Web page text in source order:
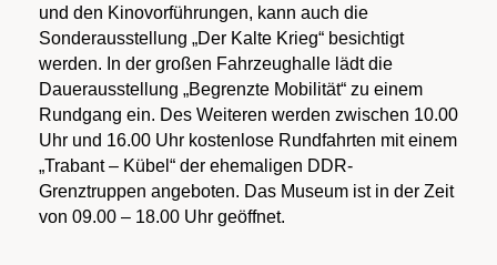
und den Kinovorführungen, kann auch die
Sonderausstellung „Der Kalte Krieg“ besichtigt
werden. In der großen Fahrzeughalle lädt die
Dauerausstellung „Begrenzte Mobilität“ zu einem
Rundgang ein. Des Weiteren werden zwischen 10.00
Uhr und 16.00 Uhr kostenlose Rundfahrten mit einem
„Trabant – Kübel“ der ehemaligen DDR-
Grenztruppen angeboten. Das Museum ist in der Zeit
von 09.00 – 18.00 Uhr geöffnet.